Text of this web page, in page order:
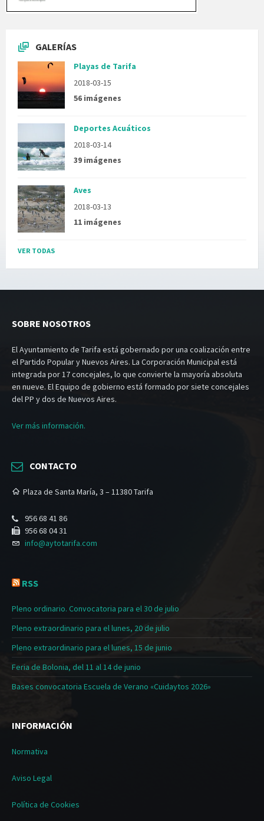
GALERÍAS
Playas de Tarifa
2018-03-15
56 imágenes
Deportes Acuáticos
2018-03-14
39 imágenes
Aves
2018-03-13
11 imágenes
VER TODAS
SOBRE NOSOTROS
El Ayuntamiento de Tarifa está gobernado por una coalización entre
el Partido Popular y Nuevos Aires. La Corporación Municipal está
integrada por 17 concejales, lo que convierte la mayoría absoluta
en nueve. El Equipo de gobierno está formado por siete concejales
del PP y dos de Nuevos Aires.
Ver más información.
CONTACTO
Plaza de Santa María, 3 – 11380 Tarifa
956 68 41 86
956 68 04 31
info@aytotarifa.com
RSS
Pleno ordinario. Convocatoria para el 30 de julio
Pleno extraordinario para el lunes, 20 de julio
Pleno extraordinario para el lunes, 15 de junio
Feria de Bolonia, del 11 al 14 de junio
Bases convocatoria Escuela de Verano «Cuidaytos 2026»
INFORMACIÓN
Normativa
Aviso Legal
Política de Cookies